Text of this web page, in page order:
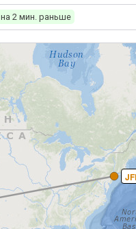
на 2 мин. раньше